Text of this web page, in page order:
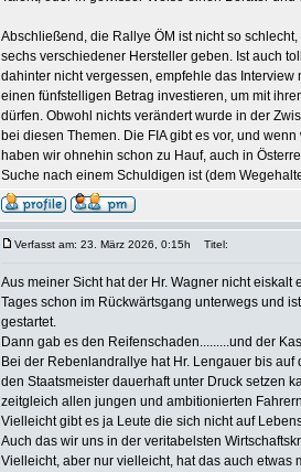
Abschließend, die Rallye ÖM ist nicht so
sechs verschiedener Hersteller geben. Ist auch
dahinter nicht vergessen, empfehle das
einen fünfstelligen Betrag investieren, um mit
dürfen. Obwohl nichts verändert wurde in der
bei diesen Themen. Die FIA gibt es vor, und
haben wir ohnehin schon zu Hauf, auch in
Suche nach einem Schuldigen ist (dem
Verfasst am: 23. März 2026, 0:15h Titel:
Aus meiner Sicht hat der Hr. Wagner nicht
Tages schon im Rückwärtsgang unterwegs und
gestartet.
Dann gab es den Reifenschaden.........und der
Bei der Rebenlandrallye hat Hr. Lengauer bis
den Staatsmeister dauerhaft unter Druck setzen
zeitgleich allen jungen und ambitionierten
Vielleicht gibt es ja Leute die sich nicht auf
Auch das wir uns in der veritabelsten
Vielleicht, aber nur vielleicht, hat das auch etwas